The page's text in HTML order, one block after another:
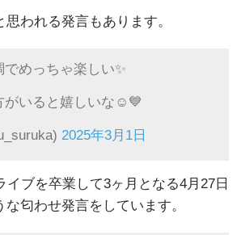
われる発言もあります。
めっちゃ楽しい✨
がいると嬉しいな☺️💙
2025年3月1日
イブを卒業して3ヶ月となる4月27日
匂わせ発言をしています。